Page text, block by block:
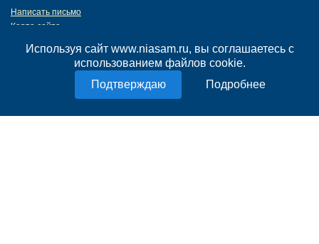
Используя сайт www.niasam.ru, вы соглашаетесь с
использованием файлов cookie.
Подробнее
Написать письмо
Карта сайта
Политика конфиденциальности
Согласие на обработку персональных данных